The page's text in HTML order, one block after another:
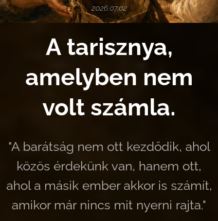
2026.07.02
A tarisznya,
amelyben nem
volt számla.
"A barátság nem ott kezdődik, ahol
közös érdekünk van, hanem ott,
ahol a másik ember akkor is számít,
amikor már nincs mit nyerni rajta."